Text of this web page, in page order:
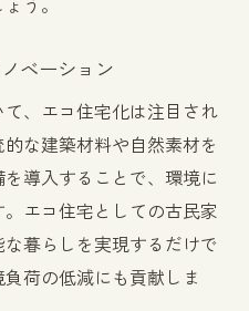
ベーション
、エコ住宅化は注目され
な建築材料や自然素材を
導入することで、環境に
エコ住宅としての古民家
暮らしを実現するだけで
荷の低減にも貢献しま